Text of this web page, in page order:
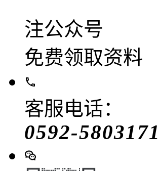
注公众号
免费领取资料
客服电话：
0592-5803171